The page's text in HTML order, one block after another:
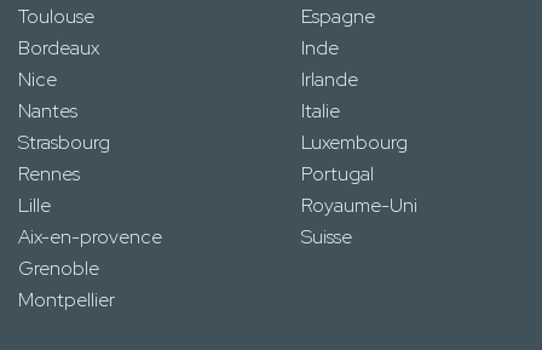
Toulouse
Bordeaux
Nice
Nantes
Strasbourg
Rennes
Lille
Aix-en-provence
Grenoble
Montpellier
Espagne
Inde
Irlande
Italie
Luxembourg
Portugal
Royaume-Uni
Suisse